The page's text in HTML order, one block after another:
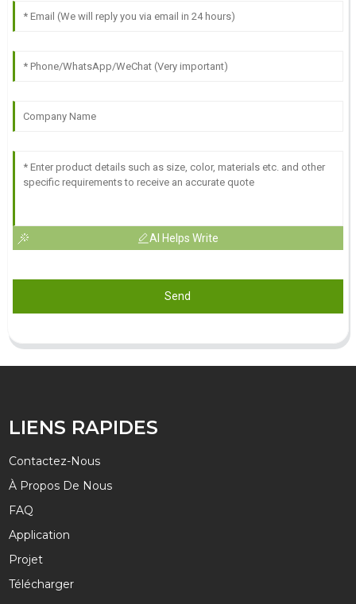
AI Helps Write
Send
LIENS RAPIDES
Contactez-Nous
À Propos De Nous
FAQ
Application
Projet
Télécharger